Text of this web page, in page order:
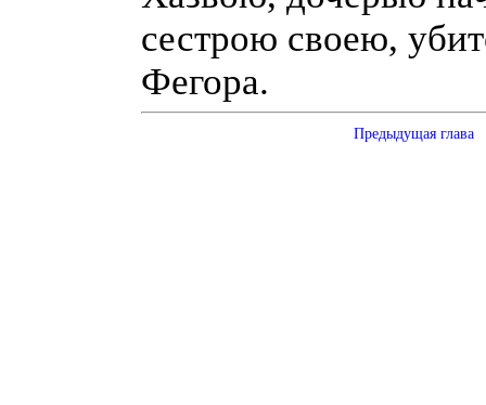
сестрою своею,
Фегора.
Предыдущая глава